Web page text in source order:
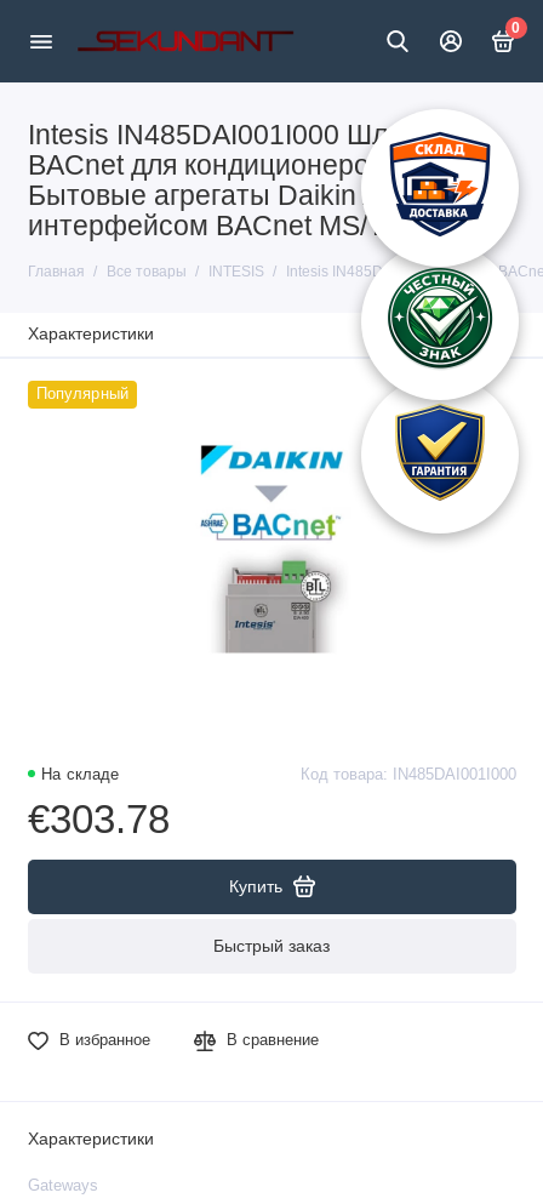
0
Intesis IN485DAI001I000 Шлюз
BACnet для кондиционеров
Бытовые агрегаты Daikin AC с
интерфейсом BACnet MS/TP
Главная Все товары INTESIS Intesis IN485DAI001I000 Шлюз
Характеристики
Популярный
На складе Код товара: IN485DAI001I000
€303.78
Купить
Быстрый заказ
В избранное В сравнение
Характеристики
Gateways